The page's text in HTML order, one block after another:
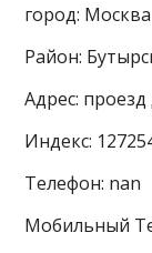
город: Москва
Район:
Адрес:
Индекс:
Телефон: nan
Мобильный